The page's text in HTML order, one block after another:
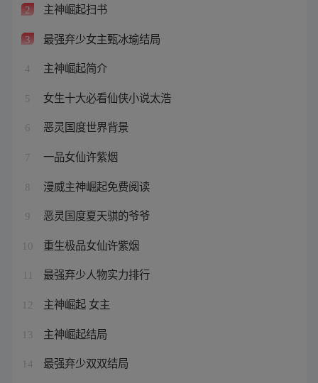
2 主神崛起扫书
3 最强弃少女主甄冰瑜结局
4 主神崛起简介
5 女生十大必看仙侠小说太浩
6 恶灵国度世界背景
7 一品女仙许紫烟
8 漫威主神崛起免费阅读
9 恶灵国度夏天骐的爷爷
10 重生极品女仙许紫烟
最强弃少人物实力排行
12 主神崛起 女主
13 主神崛起结局
14 最强弃少双双结局